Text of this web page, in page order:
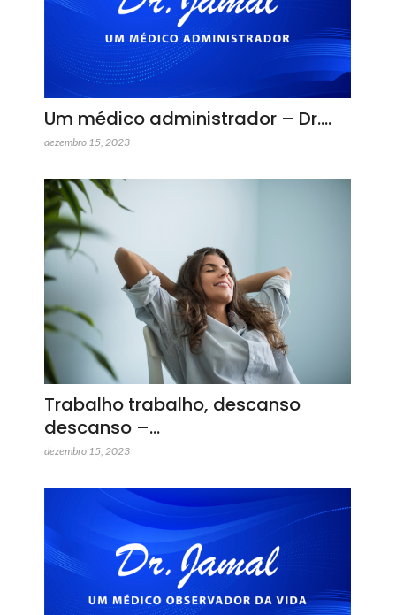
Um médico administrador – Dr.…
dezembro 15, 2023
Trabalho trabalho, descanso
descanso –…
dezembro 15, 2023